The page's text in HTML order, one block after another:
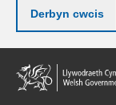
Derbyn cwcis
Neidio
i'r
prif